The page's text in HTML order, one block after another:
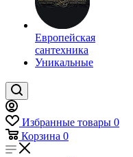
Европейская
сантехника
Уникальные
Избранные товары 0
Корзина 0